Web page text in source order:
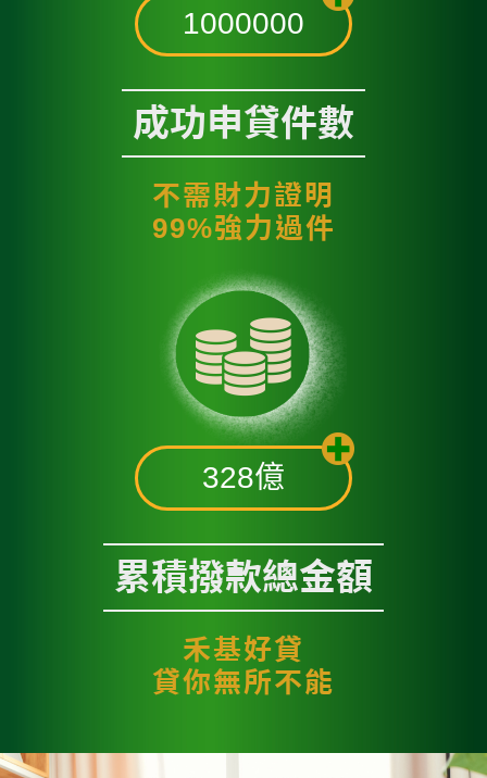
1000000
成功申貸件數
不需財力證明
99%強力過件
328億
累積撥款總金額
禾基好貸
貸你無所不能